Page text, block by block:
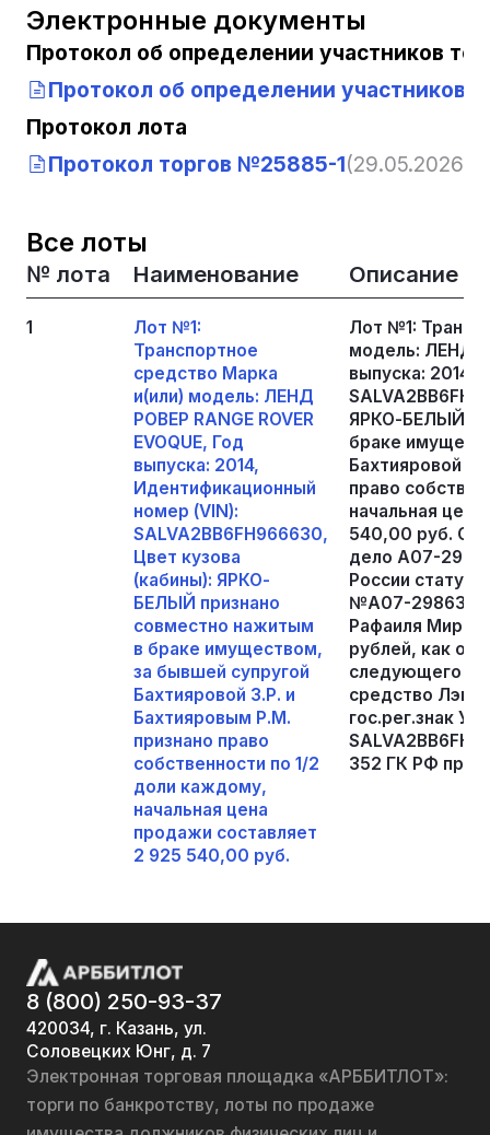
Электронные документы
Протокол об определении участников
Протокол об определении участников
Протокол лота
Протокол торгов №25885-1(29.05.2026,
Все лоты
№ лота Наименование Описание
1
Лот №1:
Транспортное
средство Марка
и(или) модель: ЛЕНД
РОВЕР RANGE ROVER
EVOQUE, Год
выпуска: 2014,
Идентификационный
номер (VIN):
SALVA2BB6FH966630,
Цвет кузова
(кабины): ЯРКО-
БЕЛЫЙ признано
совместно нажитым
в браке имуществом,
за бывшей супругой
Бахтияровой З.Р. и
Бахтияровым Р.М.
признано право
собственности по 1/2
доли каждому,
начальная цена
продажи составляет
2 925 540,00 руб.
Лот №1:
модель: ЛЕНД
выпуска: 2014,
ЯРКО-БЕЛЫЙ
браке
Бахтияровой
право
начальная
540,00 руб.
дело А07-
России статус
№А07-29863/
Рафаиля
рублей, как
следующего
средство Лэнд
гос.рег.знак
352 ГК РФ
8 (800) 250-93-37
420034, г. Казань, ул.
Соловецких Юнг, д. 7
Электронная торговая площадка «АРББИТЛОТ»:
торги по банкротству, лоты по продаже